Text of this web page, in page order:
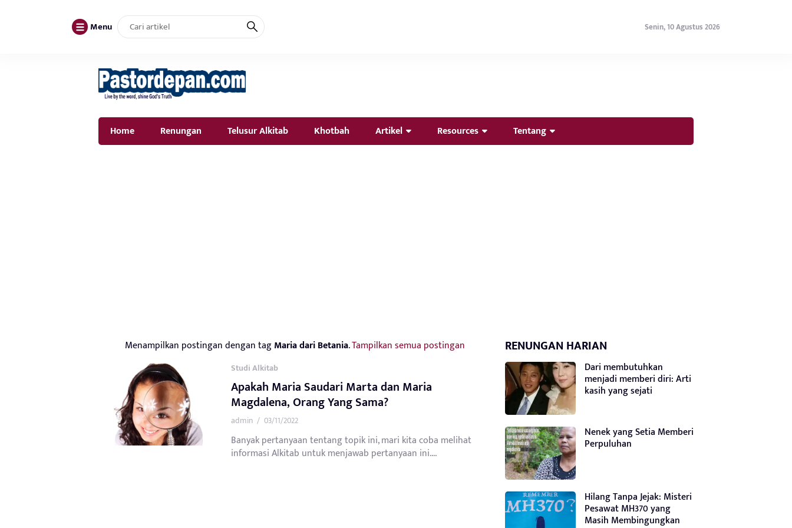
Menu Senin, 10 Agustus 2026
Home Renungan Telusur Alkitab Khotbah Artikel Resources Tentang
Menampilkan postingan dengan tagMaria dari Betania.Tampilkan semua postingan
Studi Alkitab
Apakah Maria Saudari Marta dan Maria
Magdalena, Orang Yang Sama?
admin / 03/11/2022
Banyak pertanyaan tentang topik ini, mari kita coba melihat
informasi Alkitab untuk menjawab pertanyaan ini....
RENUNGAN HARIAN
Dari membutuhkan
menjadi memberi diri: Arti
kasih yang sejati
Nenek yang Setia Memberi
Perpuluhan
Hilang Tanpa Jejak: Misteri
Pesawat MH370 yang
Masih Membingungkan